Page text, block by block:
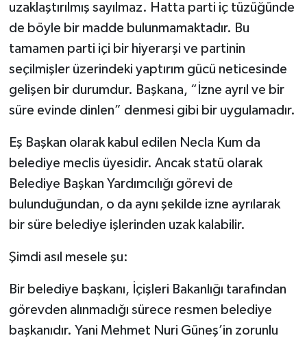
uzaklaştırılmış sayılmaz. Hatta parti iç tüzüğünde
de böyle bir madde bulunmamaktadır. Bu
tamamen parti içi bir hiyerarşi ve partinin
seçilmişler üzerindeki yaptırım gücü neticesinde
gelişen bir durumdur. Başkana, “İzne ayrıl ve bir
süre evinde dinlen” denmesi gibi bir uygulamadır.
Eş Başkan olarak kabul edilen Necla Kum da
belediye meclis üyesidir. Ancak statü olarak
Belediye Başkan Yardımcılığı görevi de
bulunduğundan, o da aynı şekilde izne ayrılarak
bir süre belediye işlerinden uzak kalabilir.
Şimdi asıl mesele şu:
Bir belediye başkanı, İçişleri Bakanlığı tarafından
görevden alınmadığı sürece resmen belediye
başkanıdır. Yani Mehmet Nuri Güneş’in zorunlu